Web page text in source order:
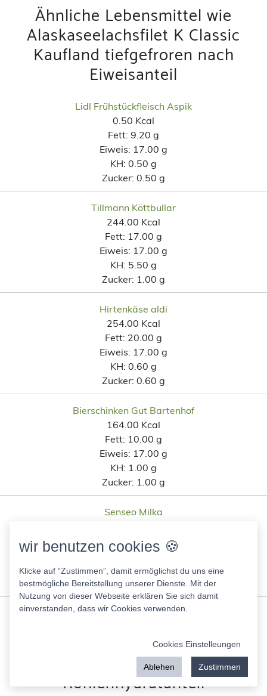
Ähnliche Lebensmittel wie
Alaskaseelachsfilet K Classic
Kaufland tiefgefroren nach
Eiweisanteil
Lidl Frühstückfleisch Aspik
0.50 Kcal
Fett: 9.20 g
Eiweis: 17.00 g
KH: 0.50 g
Zucker: 0.50 g
Tillmann Köttbullar
244.00 Kcal
Fett: 17.00 g
Eiweis: 17.00 g
KH: 5.50 g
Zucker: 1.00 g
Hirtenkäse aldi
254.00 Kcal
Fett: 20.00 g
Eiweis: 17.00 g
KH: 0.60 g
Zucker: 0.60 g
Bierschinken Gut Bartenhof
164.00 Kcal
Fett: 10.00 g
Eiweis: 17.00 g
KH: 1.00 g
Zucker: 1.00 g
Senseo Milka
17.00 g
Eiweis:17.00 g
KH:52.00 g
Zucker:39.00 g
Alaskaseelachsfilet K Classic
Kaufland tiefgefroren nach
Kohlenhydratanteil
wir benutzen cookies 🍪
Klicke auf “Zustimmen”, damit ermöglichst du uns eine
bestmögliche Bereitstellung unserer Dienste. Mit der
Nutzung von dieser Webseite erklären Sie sich damit
einverstanden, dass wir Cookies verwenden.
Cookies Einstelleungen
Ablehen Zustimmen